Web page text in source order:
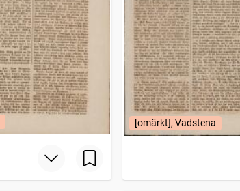
[omärkt], Vadstena